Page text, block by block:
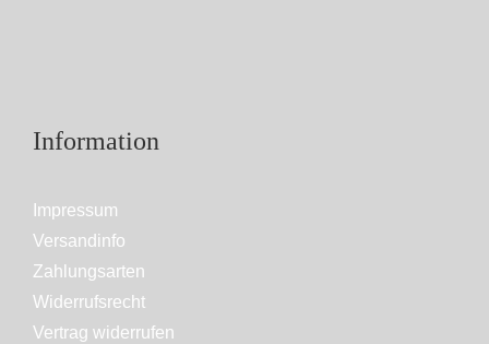
Information
Impressum
Versandinfo
Zahlungsarten
Widerrufsrecht
Vertrag widerrufen